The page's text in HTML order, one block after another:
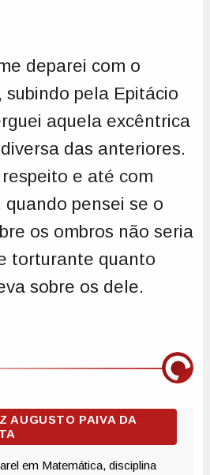
deparei com o
subindo pela Epitácio
aquela excêntrica
das anteriores.
e até com
pensei se o
os ombros não seria
torturante quanto
sobre os dele.